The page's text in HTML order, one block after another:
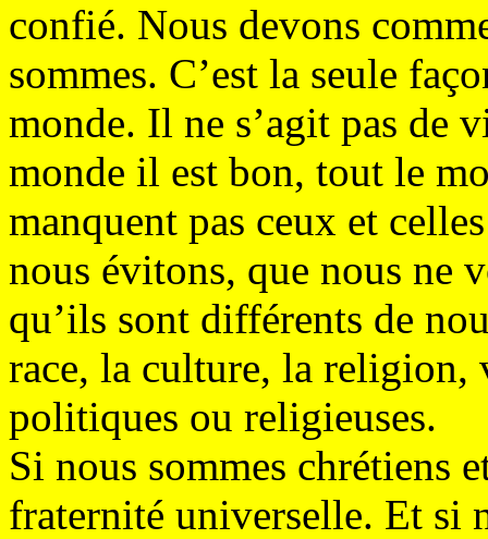
confié. Nous devons
sommes. C’est la seule
monde. Il ne s’agit pas de
monde il est bon, tout le
manquent pas ceux et
nous évitons, que nous ne
qu’ils sont différents de
race, la culture, la religion,
politiques ou religieuses.
Si nous sommes chrétiens
fraternité universelle. Et si